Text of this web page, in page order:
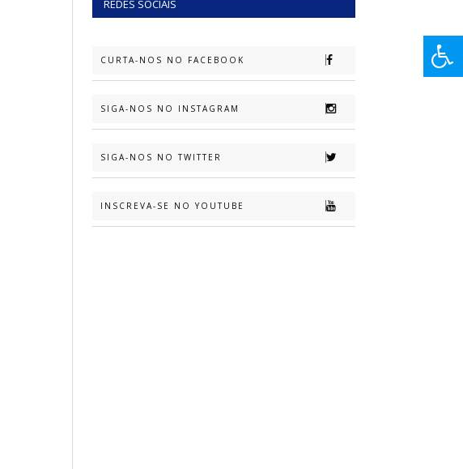
REDES SOCIAIS
CURTA-NOS NO FACEBOOK
SIGA-NOS NO INSTAGRAM
SIGA-NOS NO TWITTER
INSCREVA-SE NO YOUTUBE